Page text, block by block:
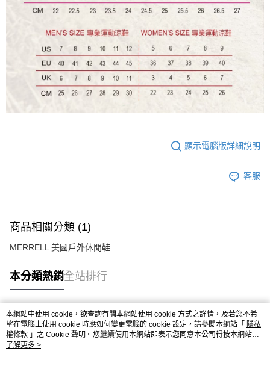
顯示電腦版詳細說明
客服
商品相關分類 (1)
MERRELL 美國戶外休閒鞋
本分類熱銷全站排行
熱門標籤
本網站中使用 cookie，欲查詢有關本網站使用 cookie 方式之詳情，及若您不希
望在電腦上使用 cookie 時應如何變更電腦的 cookie 設定，請參閱本網站「 隱私
權條款 」之 Cookie 聲明。您繼續使用本網站即表示您同意本公司得按本網站使
用條款之 Cookie 聲明使用 cookie。
了解更多 >